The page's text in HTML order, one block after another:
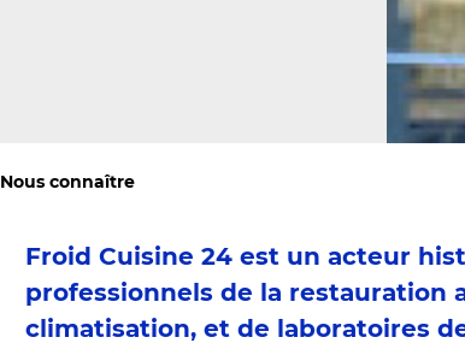
Nous connaître
Froid Cuisine 24 est un acteur
professionnels de la restauration
climatisation, et de laboratoires